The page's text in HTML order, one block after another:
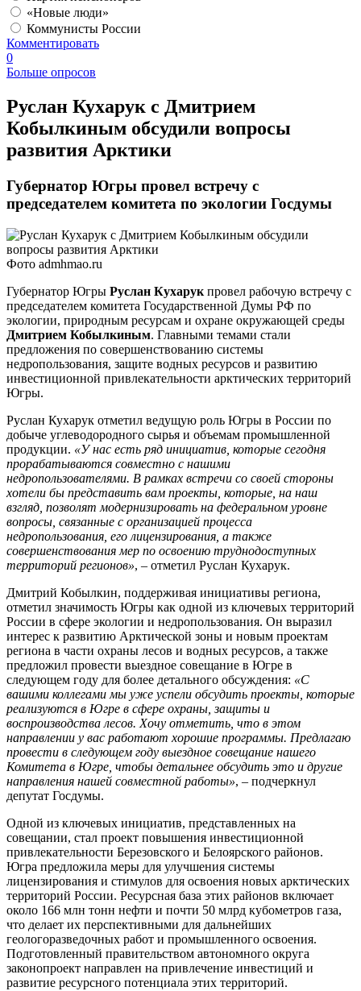
«Новые люди»
Коммунисты России
Комментировать
0
Больше опросов
​Руслан Кухарук с Дмитрием
Кобылкиным обсудили вопросы
развития Арктики
Губернатор Югры провел встречу с
председателем комитета по экологии Госдумы
Фото admhmao.ru
Губернатор Югры Руслан Кухарук провел рабочую встречу с
председателем комитета Государственной Думы РФ по
экологии, природным ресурсам и охране окружающей среды
Дмитрием Кобылкиным. Главными темами стали
предложения по совершенствованию системы
недропользования, защите водных ресурсов и развитию
инвестиционной привлекательности арктических территорий
Югры.
Руслан Кухарук отметил ведущую роль Югры в России по
добыче углеводородного сырья и объемам промышленной
продукции. «У нас есть ряд инициатив, которые сегодня
прорабатываются совместно с нашими
недропользователями. В рамках встречи со своей стороны
хотели бы представить вам проекты, которые, на наш
взгляд, позволят модернизировать на федеральном уровне
вопросы, связанные с организацией процесса
недропользования, его лицензирования, а также
совершенствования мер по освоению труднодоступных
территорий регионов», – отметил Руслан Кухарук.
Дмитрий Кобылкин, поддерживая инициативы региона,
отметил значимость Югры как одной из ключевых территорий
России в сфере экологии и недропользования. Он выразил
интерес к развитию Арктической зоны и новым проектам
региона в части охраны лесов и водных ресурсов, а также
предложил провести выездное совещание в Югре в
следующем году для более детального обсуждения: «С
вашими коллегами мы уже успели обсудить проекты, которые
реализуются в Югре в сфере охраны, защиты и
воспроизводства лесов. Хочу отметить, что в этом
направлении у вас работают хорошие программы. Предлагаю
провести в следующем году выездное совещание нашего
Комитета в Югре, чтобы детальнее обсудить это и другие
направления нашей совместной работы», – подчеркнул
депутат Госдумы.
Одной из ключевых инициатив, представленных на
совещании, стал проект повышения инвестиционной
привлекательности Березовского и Белоярского районов.
Югра предложила меры для улучшения системы
лицензирования и стимулов для освоения новых арктических
территорий России. Ресурсная база этих районов включает
около 166 млн тонн нефти и почти 50 млрд кубометров газа,
что делает их перспективными для дальнейших
геологоразведочных работ и промышленного освоения.
Подготовленный правительством автономного округа
законопроект направлен на привлечение инвестиций и
развитие ресурсного потенциала этих территорий.